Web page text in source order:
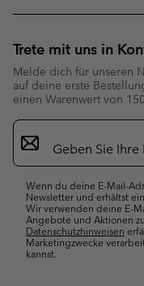
Trete mit uns in
Melde dich für unseren
auf deine erste
einen Warenwert von
Newsletter-
Anmeldung
Wenn du deine E-Mail-
Newsletter und erhältst
Wir verwenden deine E-
Angebote und Aktionen
Datenschutzhinweisen
Marketingzwecke
kannst.